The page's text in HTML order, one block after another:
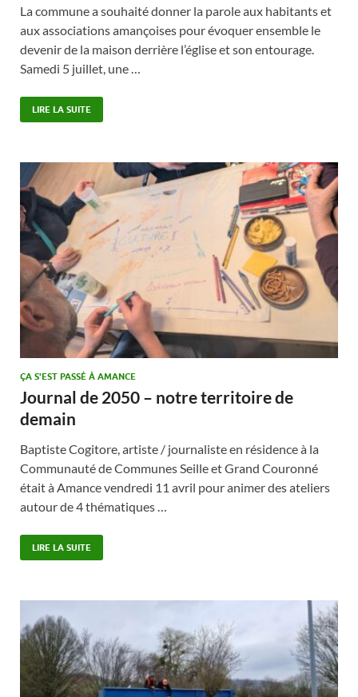
La commune a souhaité donner la parole aux habitants et
aux associations amançoises pour évoquer ensemble le
devenir de la maison derrière l’église et son entourage.
Samedi 5 juillet, une …
LIRE LA SUITE
ÇA S'EST PASSÉ À AMANCE
Journal de 2050 – notre territoire de
demain
Baptiste Cogitore, artiste / journaliste en résidence à la
Communauté de Communes Seille et Grand Couronné
était à Amance vendredi 11 avril pour animer des ateliers
autour de 4 thématiques …
LIRE LA SUITE